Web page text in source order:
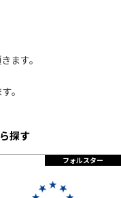
ます。
。
探す
フォルスター